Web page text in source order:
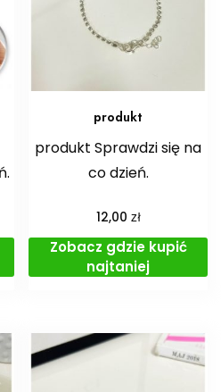
produkt
produkt Sprawdzi się na
co dzień.
12,00 zł
Zobacz gdzie kupić
najtaniej